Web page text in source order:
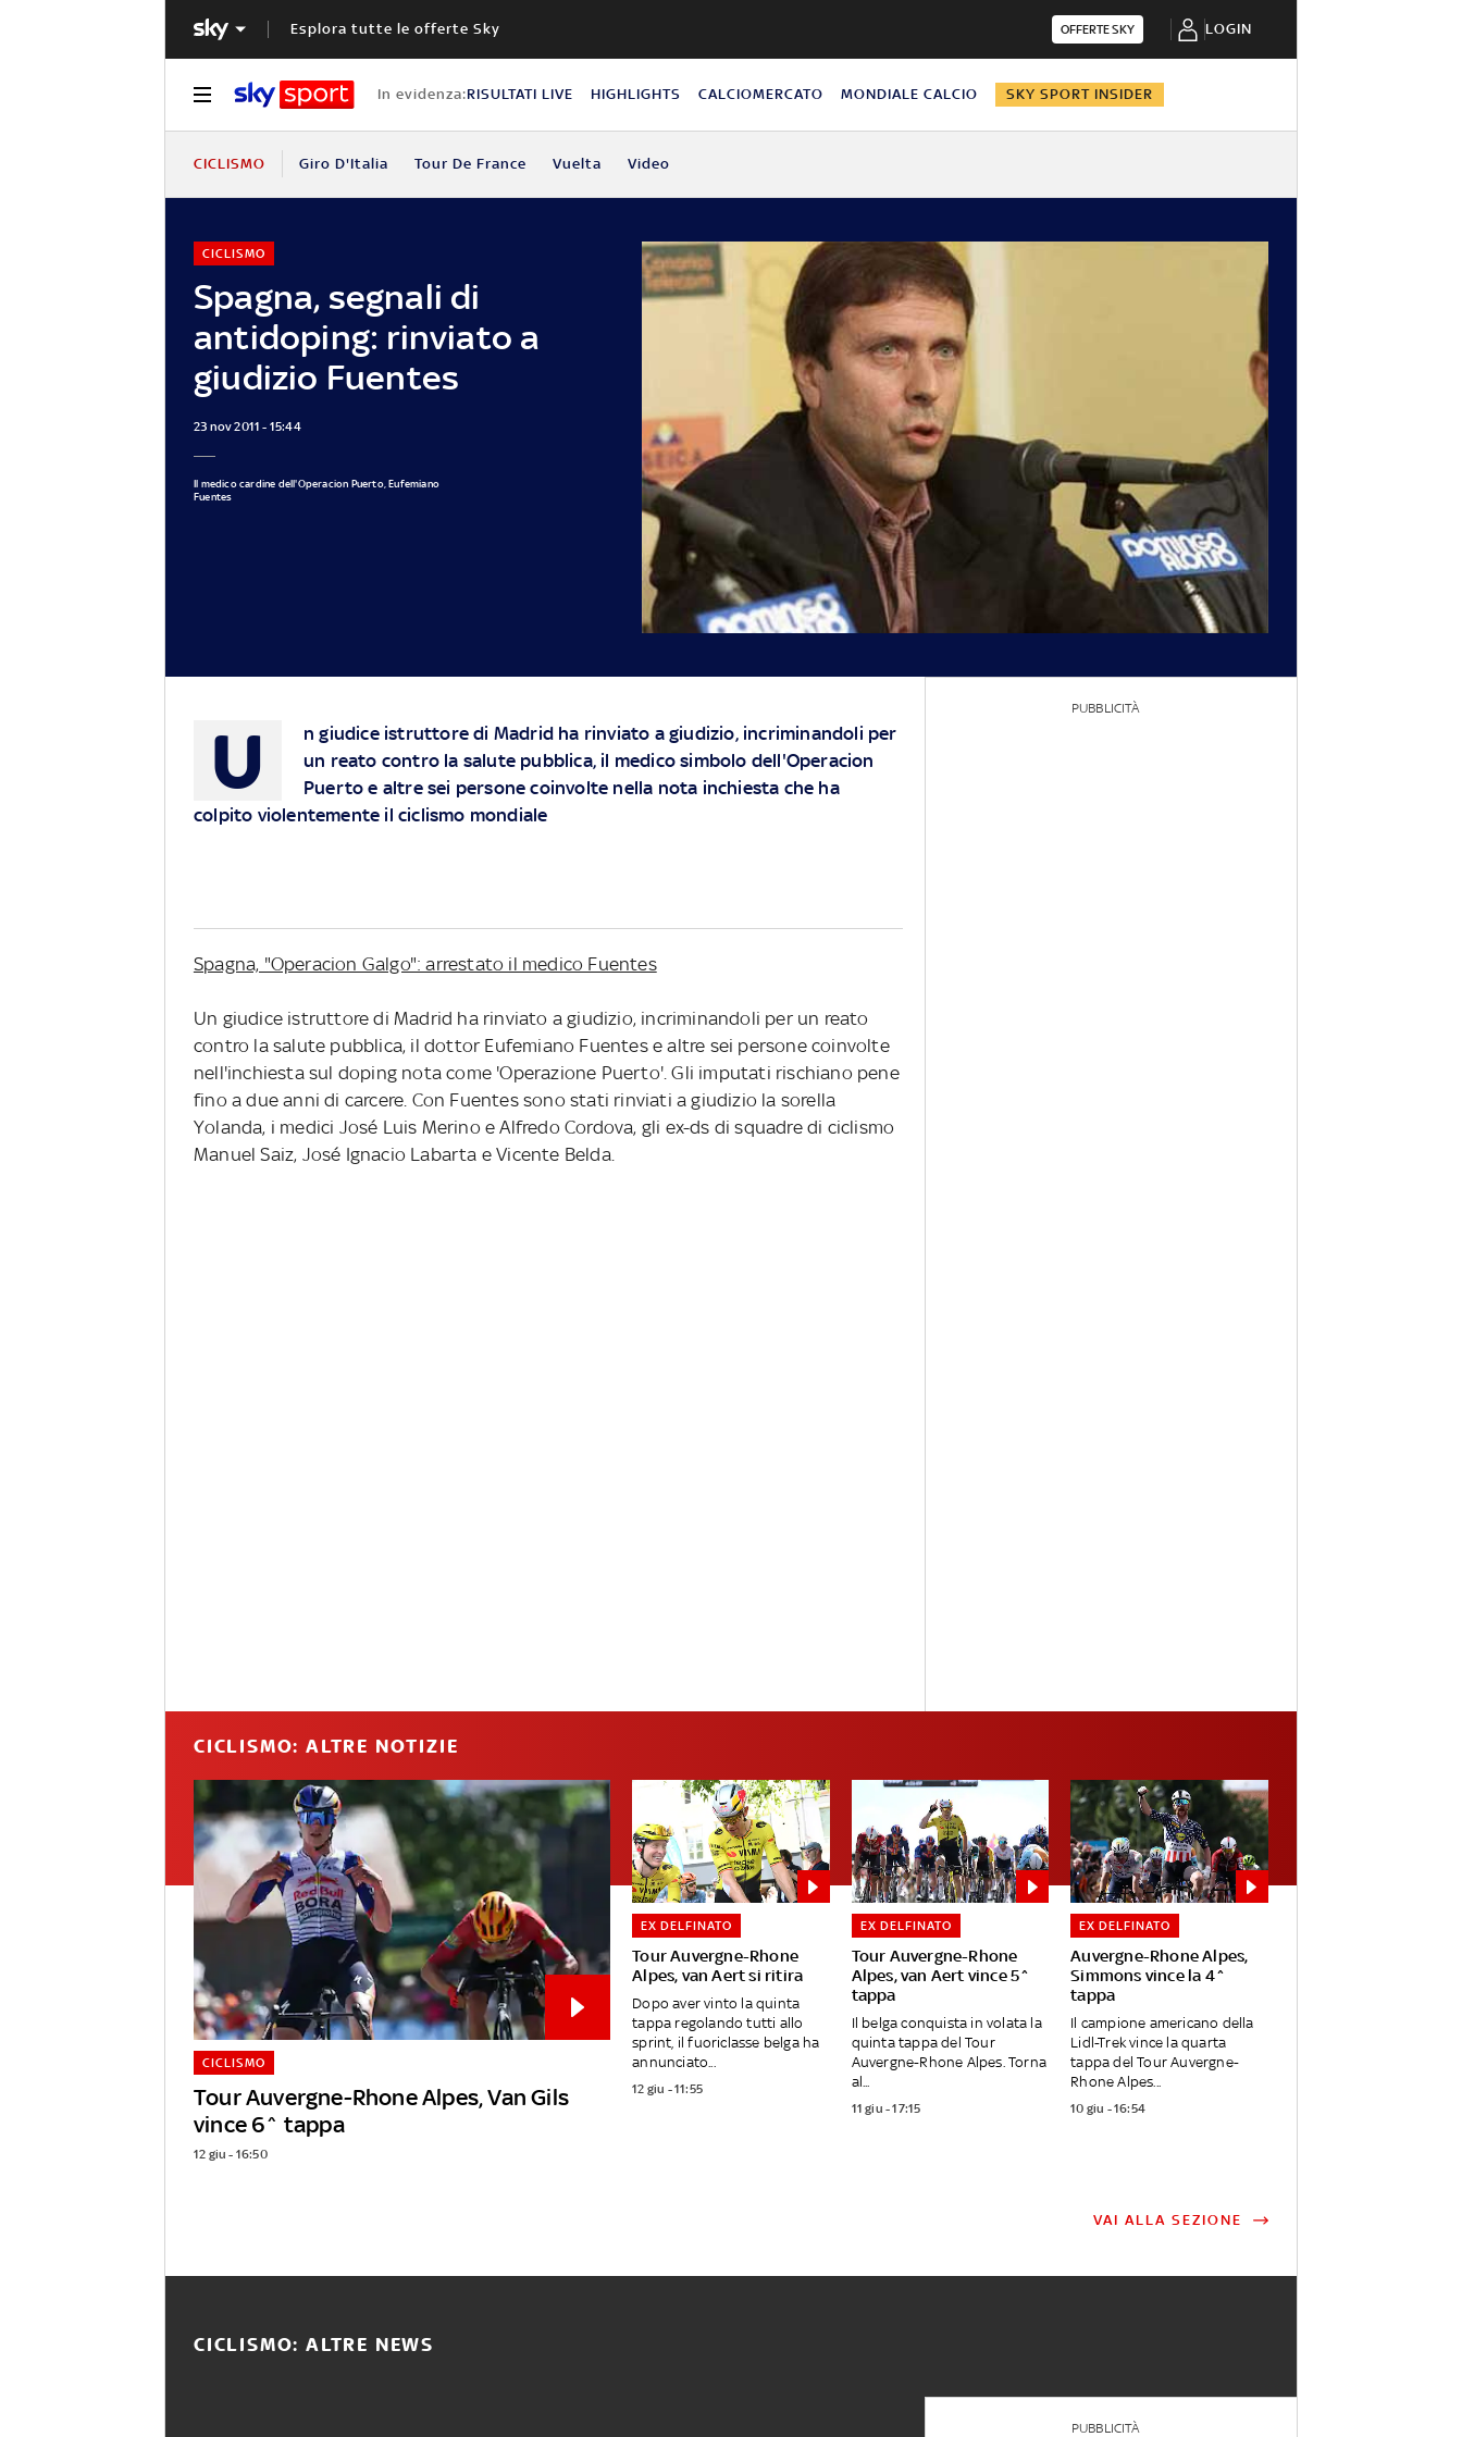
Esplora tutte le offerte Sky OFFERTE SKY LOGIN
In evidenza:RISULTATI LIVE HIGHLIGHTS CALCIOMERCATO MONDIALE CALCIO SKY SPORT INSIDER
CICLISMO Giro D'Italia Tour De France Vuelta Video
Spagna, segnali di
antidoping: rinviato a
giudizio Fuentes
CICLISMO
23 nov 2011 - 15:44
Il medico cardine dell'Operacion Puerto, Eufemiano
Fuentes
U
n giudice istruttore di Madrid ha rinviato a giudizio, incriminandoli per
un reato contro la salute pubblica, il medico simbolo dell'Operacion
Puerto e altre sei persone coinvolte nella nota inchiesta che ha
colpito violentemente il ciclismo mondiale
Spagna, "Operacion Galgo": arrestato il medico Fuentes
Un giudice istruttore di Madrid ha rinviato a giudizio, incriminandoli per un reato
contro la salute pubblica, il dottor Eufemiano Fuentes e altre sei persone coinvolte
nell'inchiesta sul doping nota come 'Operazione Puerto'. Gli imputati rischiano pene
fino a due anni di carcere. Con Fuentes sono stati rinviati a giudizio la sorella
Yolanda, i medici José Luis Merino e Alfredo Cordova, gli ex-ds di squadre di ciclismo
Manuel Saiz, José Ignacio Labarta e Vicente Belda.
PUBBLICITÀ
CICLISMO: ALTRE NOTIZIE
Tour Auvergne-Rhone Alpes, Van Gils
vince 6^ tappa
CICLISMO
12 giu - 16:50
Tour Auvergne-Rhone
Alpes, van Aert si ritira
EX DELFINATO
Dopo aver vinto la quinta
tappa regolando tutti allo
sprint, il fuoriclasse belga ha
annunciato...
12 giu - 11:55
Tour Auvergne-Rhone
Alpes, van Aert vince 5^
tappa
EX DELFINATO
Il belga conquista in volata la
quinta tappa del Tour
Auvergne-Rhone Alpes. Torna
al...
11 giu - 17:15
Auvergne-Rhone Alpes,
Simmons vince la 4^
tappa
EX DELFINATO
Il campione americano della
Lidl-Trek vince la quarta
tappa del Tour Auvergne-
Rhone Alpes...
10 giu - 16:54
VAI ALLA SEZIONE
CICLISMO: ALTRE NEWS
PUBBLICITÀ